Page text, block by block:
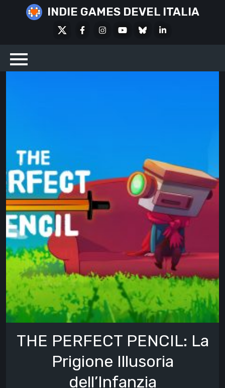
INDIE GAMES DEVEL ITALIA
FacebookInstagramYoutubeBlueskyLinkedIn
THE PERFECT PENCIL: La
Prigione Illusoria
dell’Infanzia